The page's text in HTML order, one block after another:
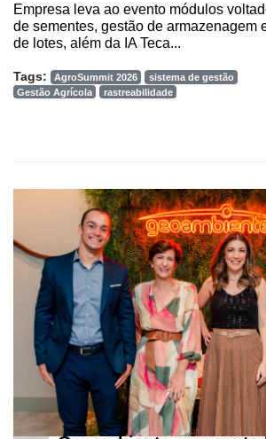
Empresa leva ao evento módulos
de sementes, gestão de armazenagem
de lotes, além da IA Teca...
Tags: AgroSummit 2026
sistema de gestão
Gestão Agrícola
rastreabilidade